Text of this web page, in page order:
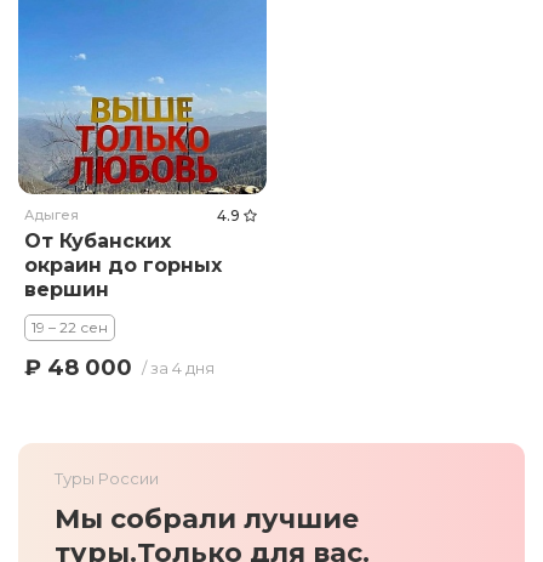
Адыгея 4.9
От Кубанских
окраин до горных
вершин
19 – 22 сен
₽ 48 000 / за 4 дня
Туры России
Мы собрали лучшие
туры.Только для вас.